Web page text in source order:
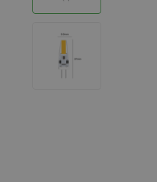
LED Buitenverlichting